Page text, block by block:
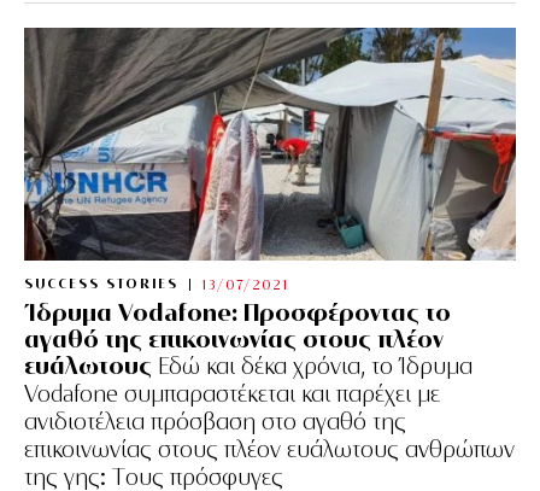
SUCCESS STORIES 13/07/2021
Ίδρυμα Vodafone: Προσφέροντας το
αγαθό της επικοινωνίας στους πλέον
ευάλωτους Εδώ και δέκα χρόνια, το Ίδρυμα
Vodafone συμπαραστέκεται και παρέχει με
ανιδιοτέλεια πρόσβαση στο αγαθό της
επικοινωνίας στους πλέον ευάλωτους ανθρώπων
της γης: Tους πρόσφυγες